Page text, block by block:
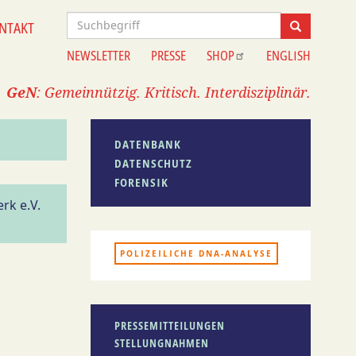
Suche
Information
NEWSLETTER PRESSE SHOP ENGLISH
GeN: Gemeinnützig. Kritisch. Interdisziplinär.
e.V.
DATENBANK
DATENSCHUTZ
FORENSIK
POLIZEILICHE DNA-ANALYSE
PRESSEMITTEILUNGEN
STELLUNGNAHMEN